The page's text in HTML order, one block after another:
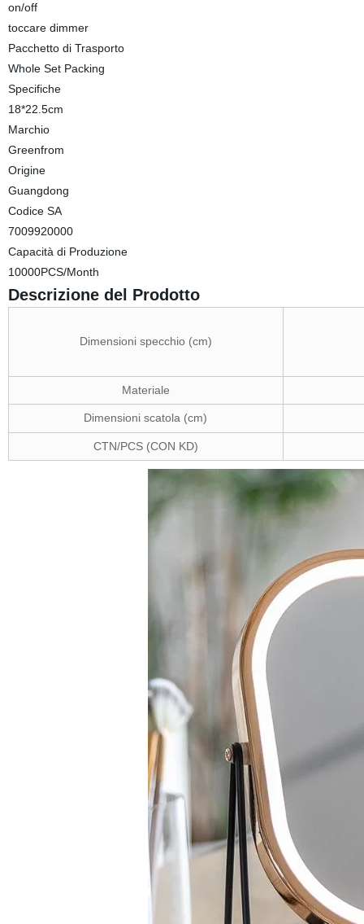
on/off
toccare dimmer
Pacchetto di Trasporto
Whole Set Packing
Specifiche
18*22.5cm
Marchio
Greenfrom
Origine
Guangdong
Codice SA
7009920000
Capacità di Produzione
10000PCS/Month
Descrizione del Prodotto
Dimensioni specchio (cm)
Materiale
Dimensioni scatola (cm)
CTN/PCS (CON KD)